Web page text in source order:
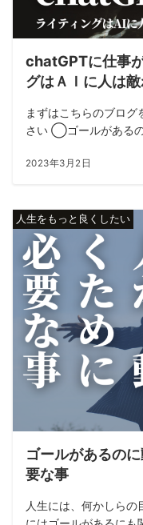
chatGPTに仕事
グはＡＩに人は
まずはこちらのブロ
さい ◯ゴールがある
2023年3月2日
人生をもっと良くしたい
ゴールがあるの
要な事
人生には、何かしら